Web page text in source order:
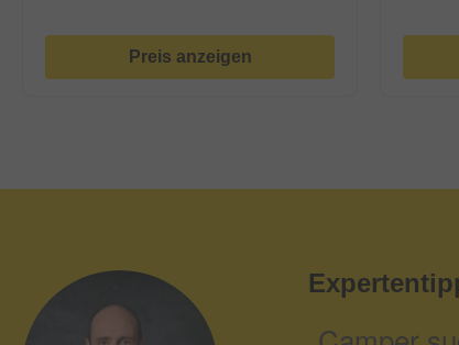
Preis anzeigen